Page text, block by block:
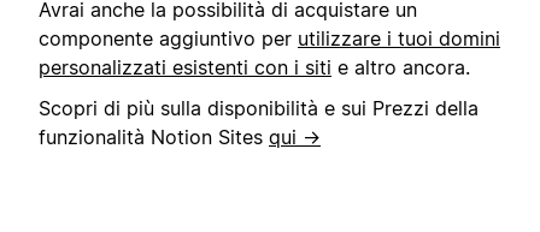
Avrai anche la possibilità di acquistare un
componente aggiuntivo per utilizzare i tuoi domini
personalizzati esistenti con i siti e altro ancora.
Scopri di più sulla disponibilità e sui Prezzi della
funzionalità Notion Sites qui →